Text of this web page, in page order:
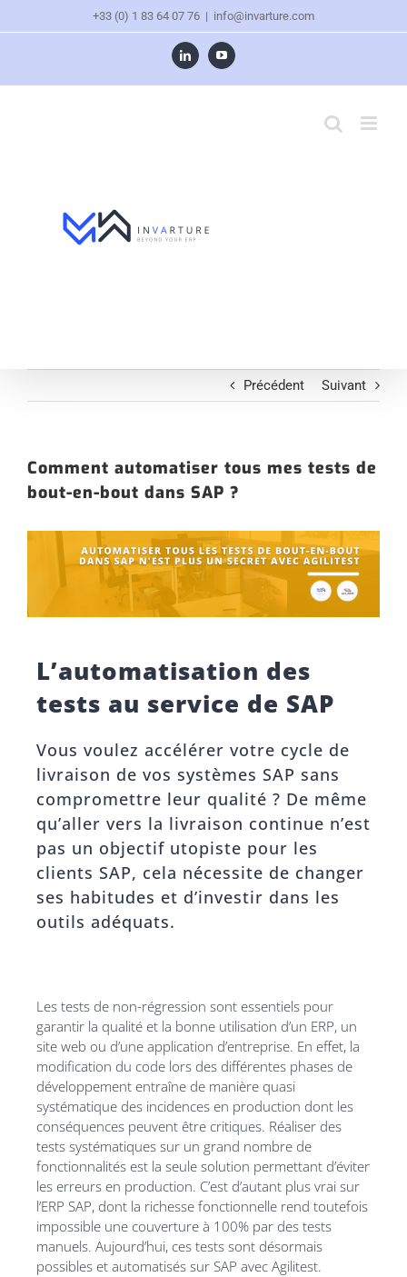
+33 (0) 1 83 64 07 76 | info@invarture.com
Précédent Suivant
Comment automatiser tous mes tests de
bout-en-bout dans SAP ?
L’automatisation des
tests au service de SAP
Vous voulez accélérer votre cycle de
livraison de vos systèmes SAP sans
compromettre leur qualité ? De même
qu’aller vers la livraison continue n’est
pas un objectif utopiste pour les
clients SAP, cela nécessite de changer
ses habitudes et d’investir dans les
outils adéquats.
Les tests de non-régression sont essentiels pour
garantir la qualité et la bonne utilisation d’un ERP, un
site web ou d’une application d’entreprise. En effet, la
modification du code lors des différentes phases de
développement entraîne de manière quasi
systématique des incidences en production dont les
conséquences peuvent être critiques. Réaliser des
tests systématiques sur un grand nombre de
fonctionnalités est la seule solution permettant d’éviter
les erreurs en production. C’est d’autant plus vrai sur
l’ERP SAP, dont la richesse fonctionnelle rend toutefois
impossible une couverture à 100% par des tests
manuels. Aujourd’hui, ces tests sont désormais
possibles et automatisés sur SAP avec Agilitest.